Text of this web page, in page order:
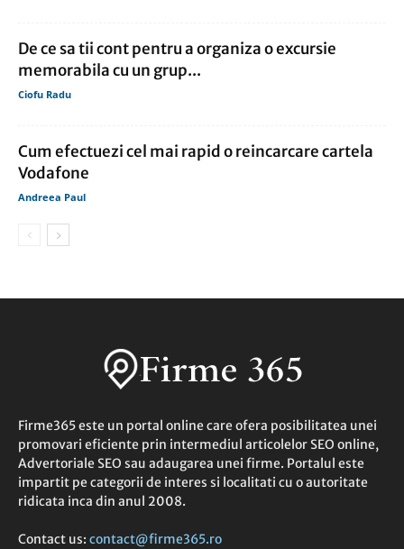
De ce sa tii cont pentru a organiza o excursie
memorabila cu un grup...
Ciofu Radu
Cum efectuezi cel mai rapid o reincarcare cartela
Vodafone
Andreea Paul
Firme365 este un portal online care ofera posibilitatea unei
promovari eficiente prin intermediul articolelor SEO online,
Advertoriale SEO sau adaugarea unei firme. Portalul este
impartit pe categorii de interes si localitati cu o autoritate
ridicata inca din anul 2008.
Contact us: contact@firme365.ro